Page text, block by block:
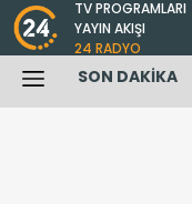
TV PROGRAMLARI
YAYIN AKIŞI
24 RADYO
SON DAKİKA